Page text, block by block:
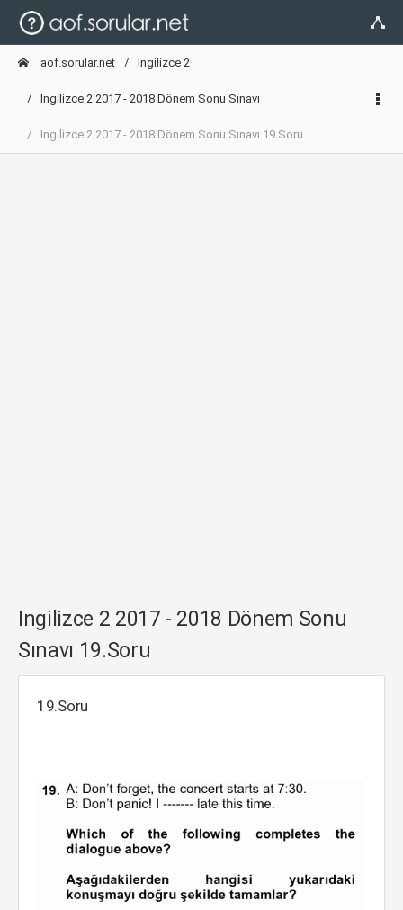
aof.sorular.net Ingilizce 2
Ingilizce 2 2017 - 2018 Dönem Sonu Sınavı
Ingilizce 2 2017 - 2018 Dönem Sonu Sınavı 19.Soru
Ingilizce 2 2017 - 2018 Dönem Sonu
Sınavı 19.Soru
19.Soru